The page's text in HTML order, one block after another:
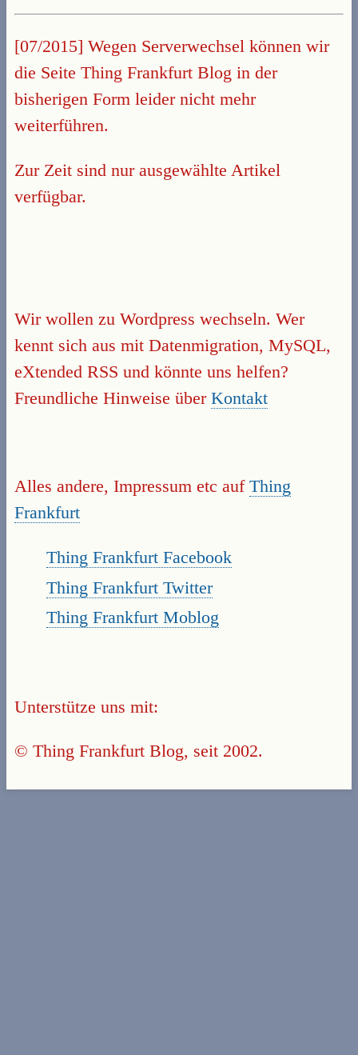
[07/2015] Wegen Serverwechsel können wir
die Seite Thing Frankfurt Blog in der
bisherigen Form leider nicht mehr
weiterführen.
Zur Zeit sind nur ausgewählte Artikel
verfügbar.
Wir wollen zu Wordpress wechseln. Wer
kennt sich aus mit Datenmigration, MySQL,
eXtended RSS und könnte uns helfen?
Freundliche Hinweise über Kontakt
Alles andere, Impressum etc auf Thing
Frankfurt
Thing Frankfurt Facebook
Thing Frankfurt Twitter
Thing Frankfurt Moblog
Unterstütze uns mit:
© Thing Frankfurt Blog, seit 2002.